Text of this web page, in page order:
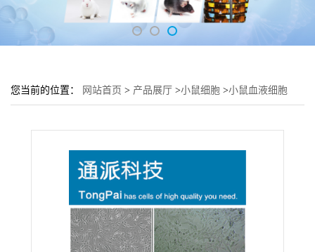
您当前的位置： 网站首页 > 产品展厅 >小鼠细胞 >小鼠血液细胞